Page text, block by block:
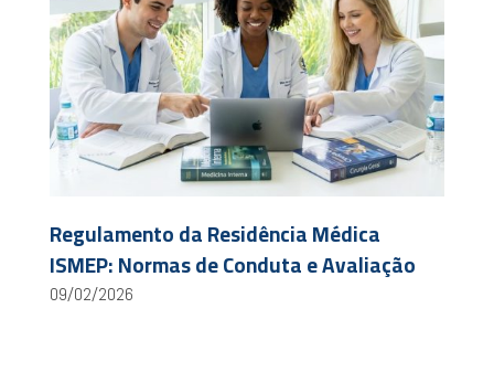
Regulamento da Residência Médica
ISMEP: Normas de Conduta e Avaliação
09/02/2026